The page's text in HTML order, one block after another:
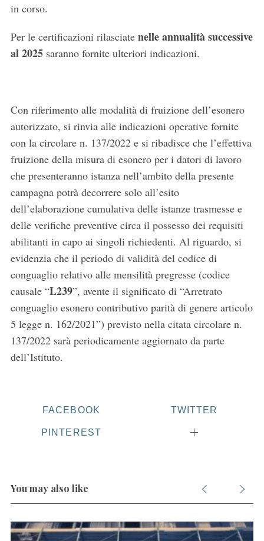
in corso.
Per le certificazioni rilasciate nelle annualità successive
al 2025saranno fornite ulteriori indicazioni.
Con riferimento alle modalità di fruizione dell’esonero
autorizzato, si rinvia alle indicazioni operative fornite
con la circolare n. 137/2022 e si ribadisce che l’effettiva
fruizione della misura di esonero per i datori di lavoro
che presenteranno istanza nell’ambito della presente
campagna potrà decorrere solo all’esito
dell’elaborazione cumulativa delle istanze trasmesse e
delle verifiche preventive circa il possesso dei requisiti
abilitanti in capo ai singoli richiedenti. Al riguardo, si
evidenzia che il periodo di validità del codice di
conguaglio relativo alle mensilità pregresse (codice
causale “L239”, avente il significato di “Arretrato
conguaglio esonero contributivo parità di genere articolo
5 legge n. 162/2021”) previsto nella citata circolare n.
137/2022 sarà periodicamente aggiornato da parte
dell’Istituto.
FACEBOOK TWITTER
PINTEREST
You may also like